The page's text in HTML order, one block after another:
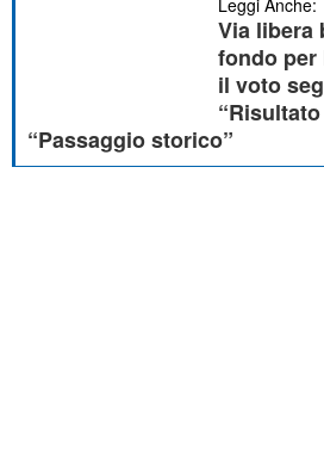
Leggi Anche:
Via libera
fondo per
il voto
“Passaggio storico”